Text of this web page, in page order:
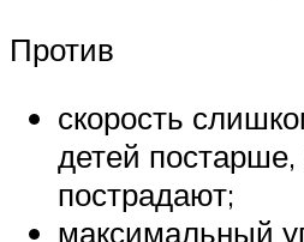
Против
скорость
детей
пострадают;
максимальный